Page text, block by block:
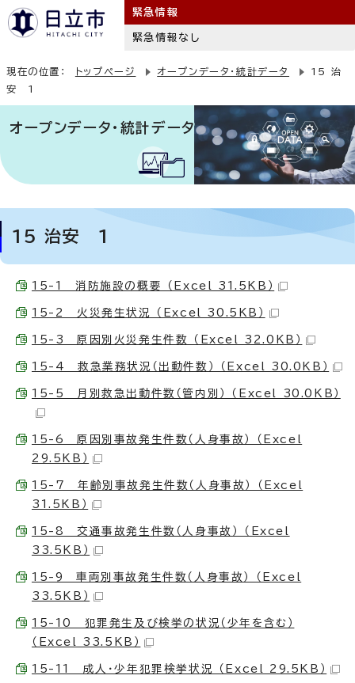
緊急情報
緊急情報なし
現在の位置： トップページ オープンデータ・統計データ
15 治
安 1
オープンデータ・統計データ
15 治安 1
15-1 消防施設の概要 （Excel 31.5KB）
15-2 火災発生状況 （Excel 30.5KB）
15-3 原因別火災発生件数 （Excel 32.0KB）
15-4 救急業務状況（出動件数） （Excel 30.0KB）
15-5 月別救急出動件数（管内別） （Excel 30.0KB）
15-6 原因別事故発生件数（人身事故） （Excel
29.5KB）
15-7 年齢別事故発生件数（人身事故） （Excel
31.5KB）
15-8 交通事故発生件数（人身事故） （Excel
33.5KB）
15-9 車両別事故発生件数（人身事故） （Excel
33.5KB）
15-10 犯罪発生及び検挙の状況（少年を含む）
（Excel 33.5KB）
15-11 成人・少年犯罪検挙状況 （Excel 29.5KB）